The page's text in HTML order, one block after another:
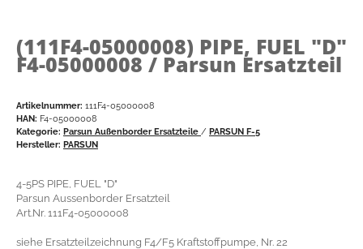
(111F4-05000008) PIPE, FUEL "D"
F4-05000008 / Parsun Ersatzteil
Artikelnummer: 111F4-05000008
HAN: F4-05000008
Kategorie: Parsun Außenborder Ersatzteile / PARSUN F-5
Hersteller: PARSUN
4-5PS PIPE, FUEL "D"
Parsun Aussenborder Ersatzteil
Art.Nr. 111F4-05000008
siehe Ersatzteilzeichnung F4/F5 Kraftstoffpumpe, Nr. 22